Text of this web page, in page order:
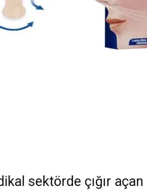
sektörde çığır